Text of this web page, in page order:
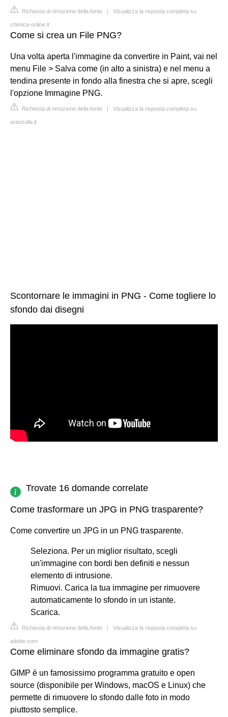
Richiesta di rimozione della fonte | Visualizza la risposta completa su
chimica-online.it
Come si crea un File PNG?
Una volta aperta l'immagine da convertire in Paint, vai nel
menu File > Salva come (in alto a sinistra) e nel menu a
tendina presente in fondo alla finestra che si apre, scegli
l'opzione Immagine PNG.
Richiesta di rimozione della fonte | Visualizza la risposta completa su
aranzulla.it
Scontornare le immagini in PNG - Come togliere lo
sfondo dai disegni
Trovate 16 domande correlate
Come trasformare un JPG in PNG trasparente?
Come convertire un JPG in un PNG trasparente.
Seleziona. Per un miglior risultato, scegli
un'immagine con bordi ben definiti e nessun
elemento di intrusione.
Rimuovi. Carica la tua immagine per rimuovere
automaticamente lo sfondo in un istante.
Scarica.
Richiesta di rimozione della fonte | Visualizza la risposta completa su
adobe.com
Come eliminare sfondo da immagine gratis?
GIMP è un famosissimo programma gratuito e open
source (disponibile per Windows, macOS e Linux) che
permette di rimuovere lo sfondo dalle foto in modo
piuttosto semplice.